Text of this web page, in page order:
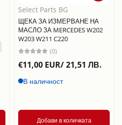
Select Parts BG
ЩЕКА ЗА ИЗМЕРВАНЕ НА
МАСЛО ЗА MERCEDES W202
W203 W211 C220
(0)
€11,00 EUR/ 21,51 ЛВ.
В наличност
Добави в количката